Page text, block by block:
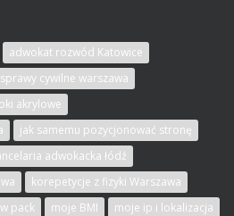
adwokat rozwód Katowice
cywilne warszawa
akrylowe
jak samemu pozycjonować stronę
adwokacka łódź
korepetycje z fizyki Warszawa
pack moje BMI
moje ip i lokalizacja